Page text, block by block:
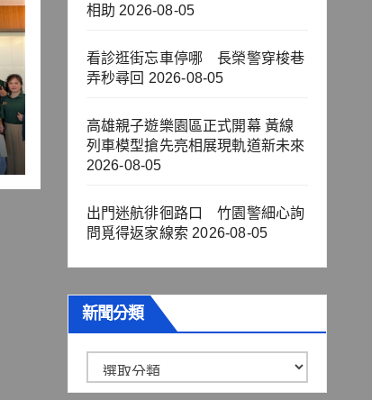
相助 2026-08-05
看診逛街忘車停哪 長榮警穿梭巷
弄秒尋回 2026-08-05
高雄親子遊樂園區正式開幕 黃線
列車模型搶先亮相展現軌道新未來
2026-08-05
出門迷航徘徊路口 竹園警細心詢
問覓得返家線索 2026-08-05
新聞分類
聞